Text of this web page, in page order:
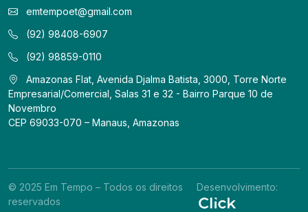
emtempoet@gmail.com
(92) 98408-6907
(92) 98859-0110
Amazonas Flat, Avenida Djalma Batista, 3000, Torre Norte
Empresarial/Comercial, Salas 31 e 32 - Bairro Parque 10 de
Novembro
CEP 69033-070 – Manaus, Amazonas
© 2025 Em Tempo – Todos os direitos
reservados
Desenvolvimento: